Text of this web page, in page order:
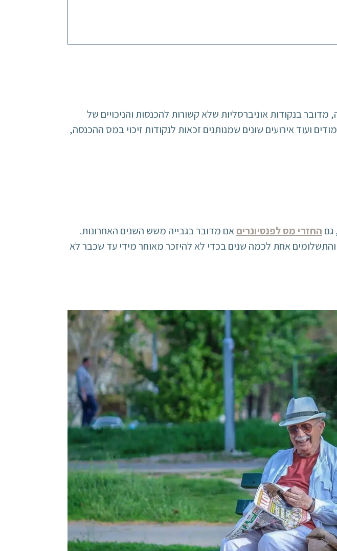
בנקודות אוניברסליות שלא קשורות להכנסות והניכויים של
ועוד אירועים שונים שמנותנים זכאות לנקודות זיכוי במס ההכנסה,
החזרי מס לפנסיונריםאם מדובר בגבייה משש השנים האחרונות.
אחת לכמה שנים בכדי לא להיזכר מאוחר מידי עד שכבר לא